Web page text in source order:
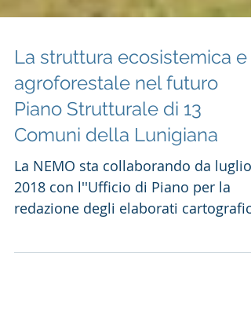
La struttura ecosistemica e
agroforestale nel futuro
Piano Strutturale di 13
Comuni della Lunigiana
La NEMO sta collaborando da luglio
redazione degli elaborati cartografici